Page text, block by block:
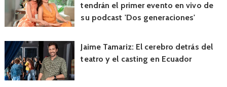
tendrán el primer evento en vivo de
su podcast 'Dos generaciones'
Jaime Tamariz: El cerebro detrás del
teatro y el casting en Ecuador